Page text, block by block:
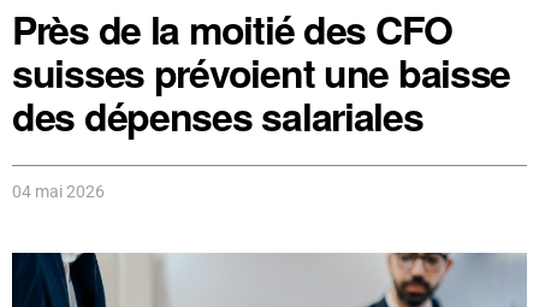
Près de la moitié des CFO
suisses prévoient une baisse
des dépenses salariales
04 mai 2026